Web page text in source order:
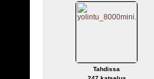
Tahdissa